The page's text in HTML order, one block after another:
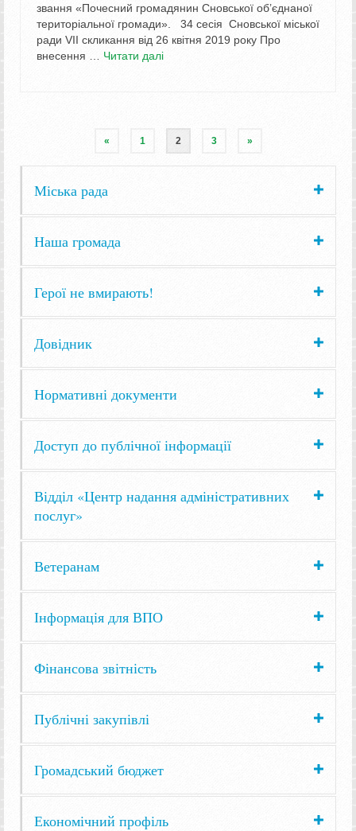
звання «Почесний громадянин Сновської об’єднаної
територіальної громади». 34 сесія Сновської міської
ради VII скликання від 26 квітня 2019 року Про
внесення … Читати далі
« 1 2 3 »
Міська рада
Наша громада
Герої не вмирають!
Довідник
Нормативні документи
Доступ до публічної інформації
Відділ «Центр надання адміністративних
послуг»
Ветеранам
Інформація для ВПО
Фінансова звітність
Публічні закупівлі
Громадський бюджет
Економічний профіль